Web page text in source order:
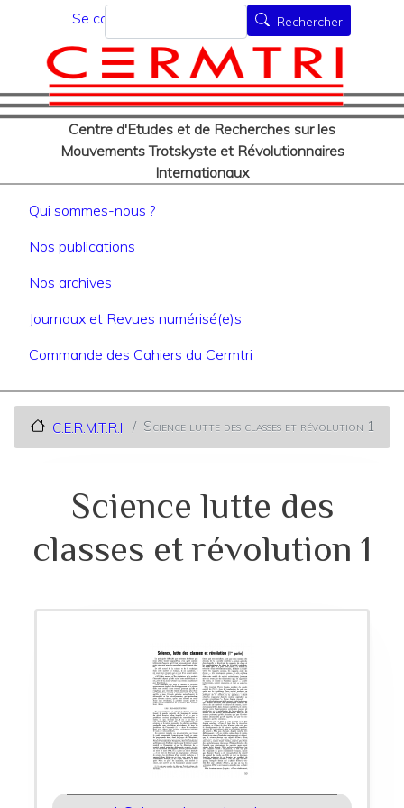
au
contenu
principal
Menu du compte de
Se connecter
Centre d'Etudes et de Recherches sur les
Mouvements Trotskyste et Révolutionnaires
Internationaux
Rechercher Rechercher
Navigation principale
Qui sommes-nous ?
Nos publications
Nos archives
Journaux et Revues numérisé(e)s
Commande des Cahiers du Cermtri
C.E.R.M.T.R.I Science lutte des classes et révolution 1
Science lutte des
classes et révolution 1